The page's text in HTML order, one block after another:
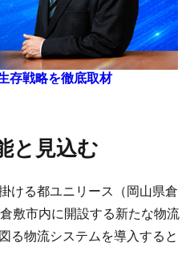
存戦略を徹底取材
と見込む
ける都ユニリース（岡山県倉
敷市内に開設する新たな物流
る物流システムを導入すると